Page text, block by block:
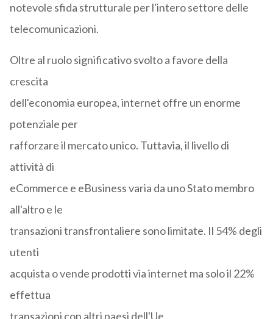
notevole sfida strutturale per l'intero settore delle
telecomunicazioni.
Oltre al ruolo significativo svolto a favore della
crescita
dell'economia europea, internet offre un enorme
potenziale per
rafforzare il mercato unico. Tuttavia, il livello di
attività di
eCommerce e eBusiness varia da uno Stato membro
all'altro e le
transazioni transfrontaliere sono limitate. Il 54% degli
utenti
acquista o vende prodotti via internet ma solo il 22%
effettua
transazioni con altri paesi dell'Ue.